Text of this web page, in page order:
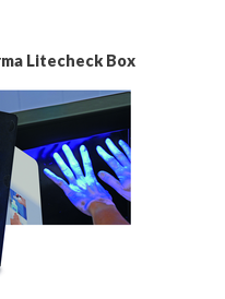
Litecheck Box